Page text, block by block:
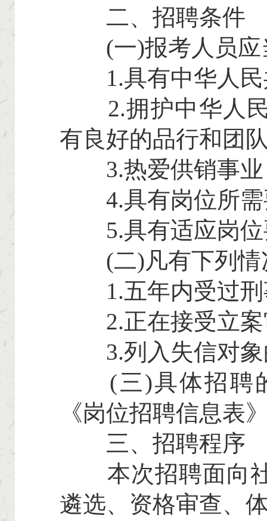
二、招聘条件
(一)报考人员应
1.具有中华人民
2.拥护中华人民
有良好的品行和团
3.热爱供销事业
4.具有岗位所需
5.具有适应岗位
(二)凡有下列情
1.五年内受过刑
2.正在接受立案
3.列入失信对象
(三)具体招聘的
《岗位招聘信息表
三、招聘程序
本次招聘面向社
遴选、资格审查、